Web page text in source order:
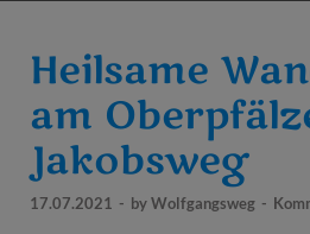
Heilsame
am
Jakobsweg
17.07.2021 - byWolfgangsweg -